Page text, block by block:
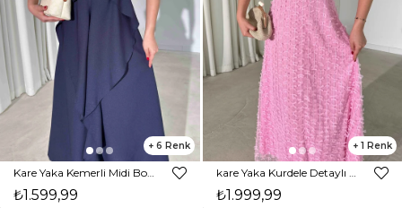
6
₺1.599,99
1
₺1.999,99